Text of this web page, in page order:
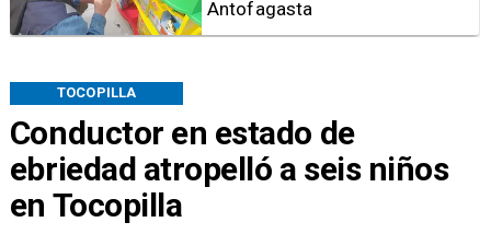
Conductor en estado de
ebriedad atropelló a seis niños
en Tocopilla
TOCOPILLA